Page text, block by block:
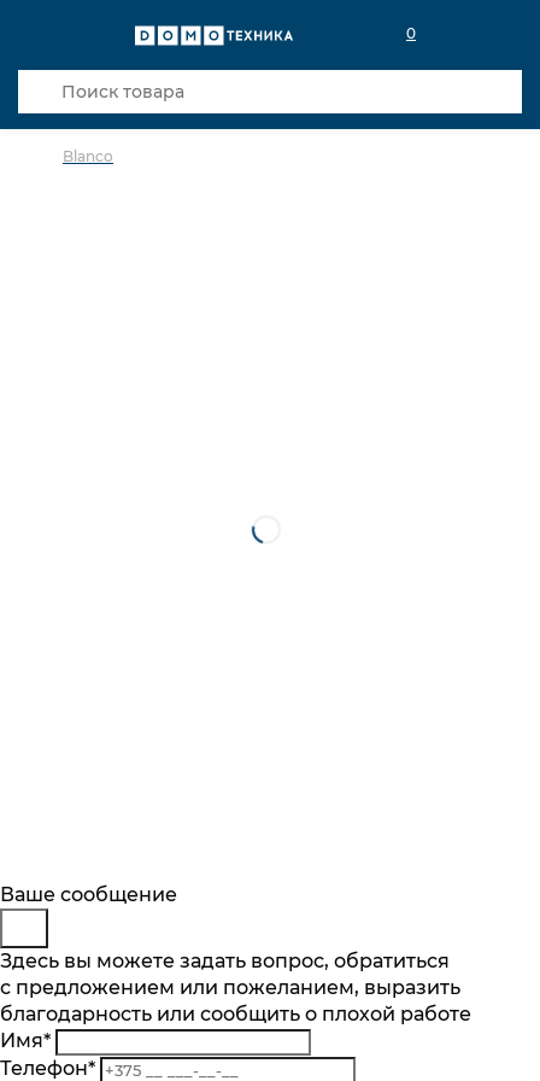
0
Blanco
Описание
Отзывы
Основные характеристики
Количество чаш шт.
1
Материал
Будьте в курсе
Подпишитесь на последние обновления
и узнавайте о новинках и специальных
предложениях первыми
Подписаться
Заказ обратного звонка
Представьтесь
Телефон*
Комментарий
Ваше сообщение
Здесь вы можете задать вопрос, обратиться
с предложением или пожеланием, выразить
благодарность или сообщить о плохой работе
Имя*
Телефон*